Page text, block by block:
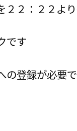
２２：２２よ
です
登録が必要で